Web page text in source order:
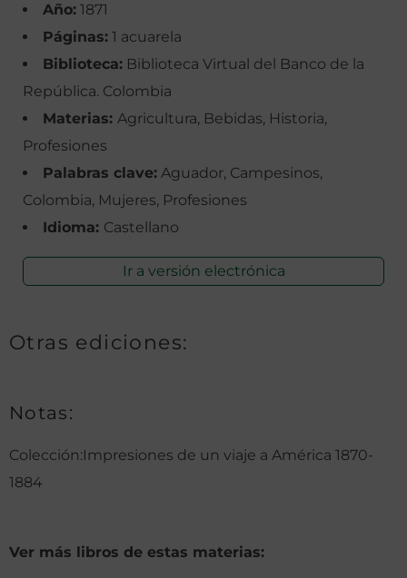
Año: 1871
Páginas: 1 acuarela
Biblioteca: Biblioteca Virtual del Banco de la
República. Colombia
Materias: Agricultura, Bebidas, Historia,
Profesiones
Palabras clave: Aguador, Campesinos,
Colombia, Mujeres, Profesiones
Idioma: Castellano
Ir a versión electrónica
Otras ediciones:
Notas:
Colección:Impresiones de un viaje a América 1870-
1884
Ver más libros de estas materias: